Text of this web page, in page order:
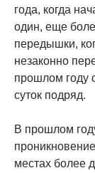
года, когда
один, еще
передышки,
незаконно
прошлом году
суток подряд.
В прошлом
местах более